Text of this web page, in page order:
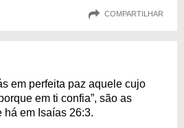
COMPARTILHAR
em perfeita paz aquele cujo
em ti confia”, são as
há em Isaías 26:3.